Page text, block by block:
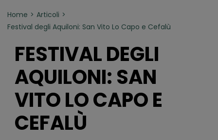
Home
Articoli
Festival degli Aquiloni: San Vito Lo Capo e Cefalù
FESTIVAL DEGLI
AQUILONI: SAN
VITO LO CAPO E
CEFALÙ